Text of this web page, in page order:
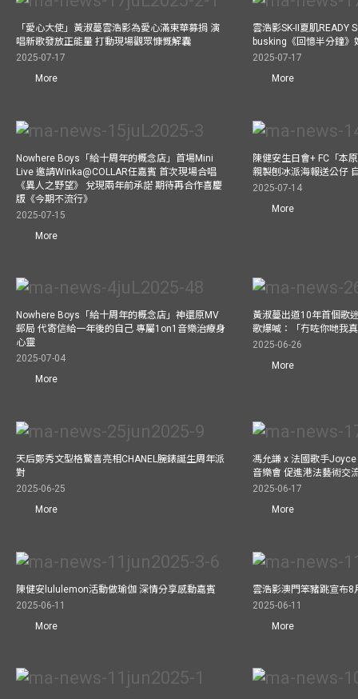
「愛心大使」黃淑蔓雲浩影為愛心滿東華募捐 演
唱新歌發放正能量 打動現場觀眾慷慨解囊
2025-07-17
More
雲浩影SK-II夏肌READY
busking《回憶半分鐘》
2025-07-17
More
Nowhere Boys「給十周年的概念店」首場Mini
Live 邀請Winka@COLLAR任嘉賓 首次現場合唱
《異人之野望》 兌現兩年前承諾 期待再合作喜慶
版《今期不流行》
2025-07-15
More
陳健安生日會+ FC「本
親製刨冰派海報送公仔
2025-07-14
More
Nowhere Boys「給十周年的概念店」神還原MV
郵局 代寄信給一年後的自己 專屬1on1音樂治療身
心靈
2025-07-04
More
黃淑蔓出道10年首個歌
歌爆喊：「冇咗你哋我
2025-06-26
More
天后鄭秀文型格驚喜亮相CHANEL腕錶誕生周年派
對
2025-06-25
More
馮允謙 x 法國歌手
音樂會 促進港法藝術交
2025-06-17
More
陳健安lululemon活動做瑜伽 深情分享感動嘉賓
2025-06-11
More
雲浩影澳門笨豬跳宣布8
2025-06-11
More